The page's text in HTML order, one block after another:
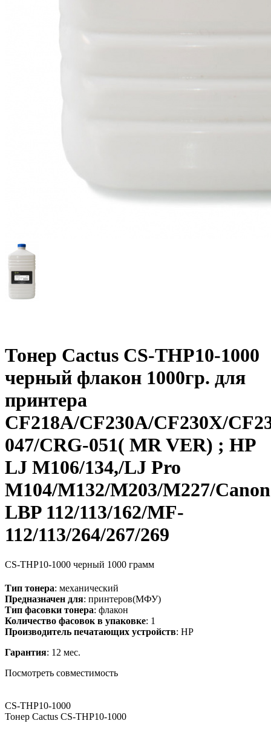
Тонер Cactus CS-THP10-1000
черный флакон 1000гр. для
принтера
CF218A/CF230A/CF230X/
047/CRG-051( MR VER) ; HP
LJ M106/134,/LJ Pro
M104/M132/M203/M227/Canon
LBP 112/113/162/MF-
112/113/264/267/269
CS-THP10-1000 черный 1000 грамм
Тип тонера: механический
Предназначен для: принтеров(МФУ)
Тип фасовки тонера: флакон
Количество фасовок в упаковке: 1
Производитель печатающих устройств: HP
Гарантия: 12 мес.
Посмотреть совместимость
CS-THP10-1000
Тонер Cactus CS-THP10-1000